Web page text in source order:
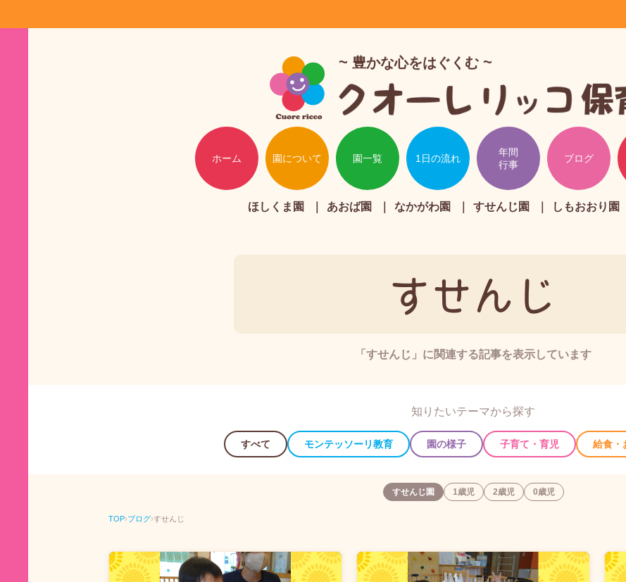
豊かな心をはぐくむ
ホーム 園について 園一覧 1日の流れ
年間
行事
ブログ
ほしくま園 あおば園 なかがわ園 すせんじ園 しもおおり園
すせんじ
「すせんじ」に関連する記事を表示しています
知りたいテーマから探す
すべて モンテッソーリ教育 園の様子 子育て・育児 給食・
すせんじ園 1歳児 2歳児 0歳児
TOP›ブログ›すせんじ